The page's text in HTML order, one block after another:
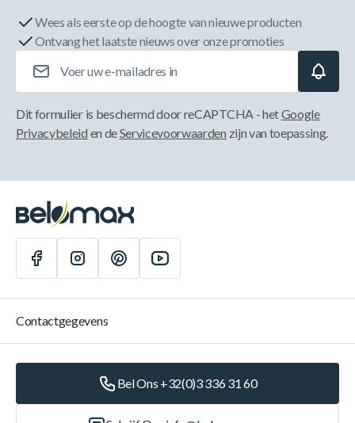
Wees als eerste op de hoogte van nieuwe producten
Ontvang het laatste nieuws over onze promoties
Dit formulier is beschermd door reCAPTCHA - hetGoogle
Privacybeleid en deServicevoorwaarden zijn van toepassing.
Contactgegevens
Bel Ons +32(0)3 336 31 60